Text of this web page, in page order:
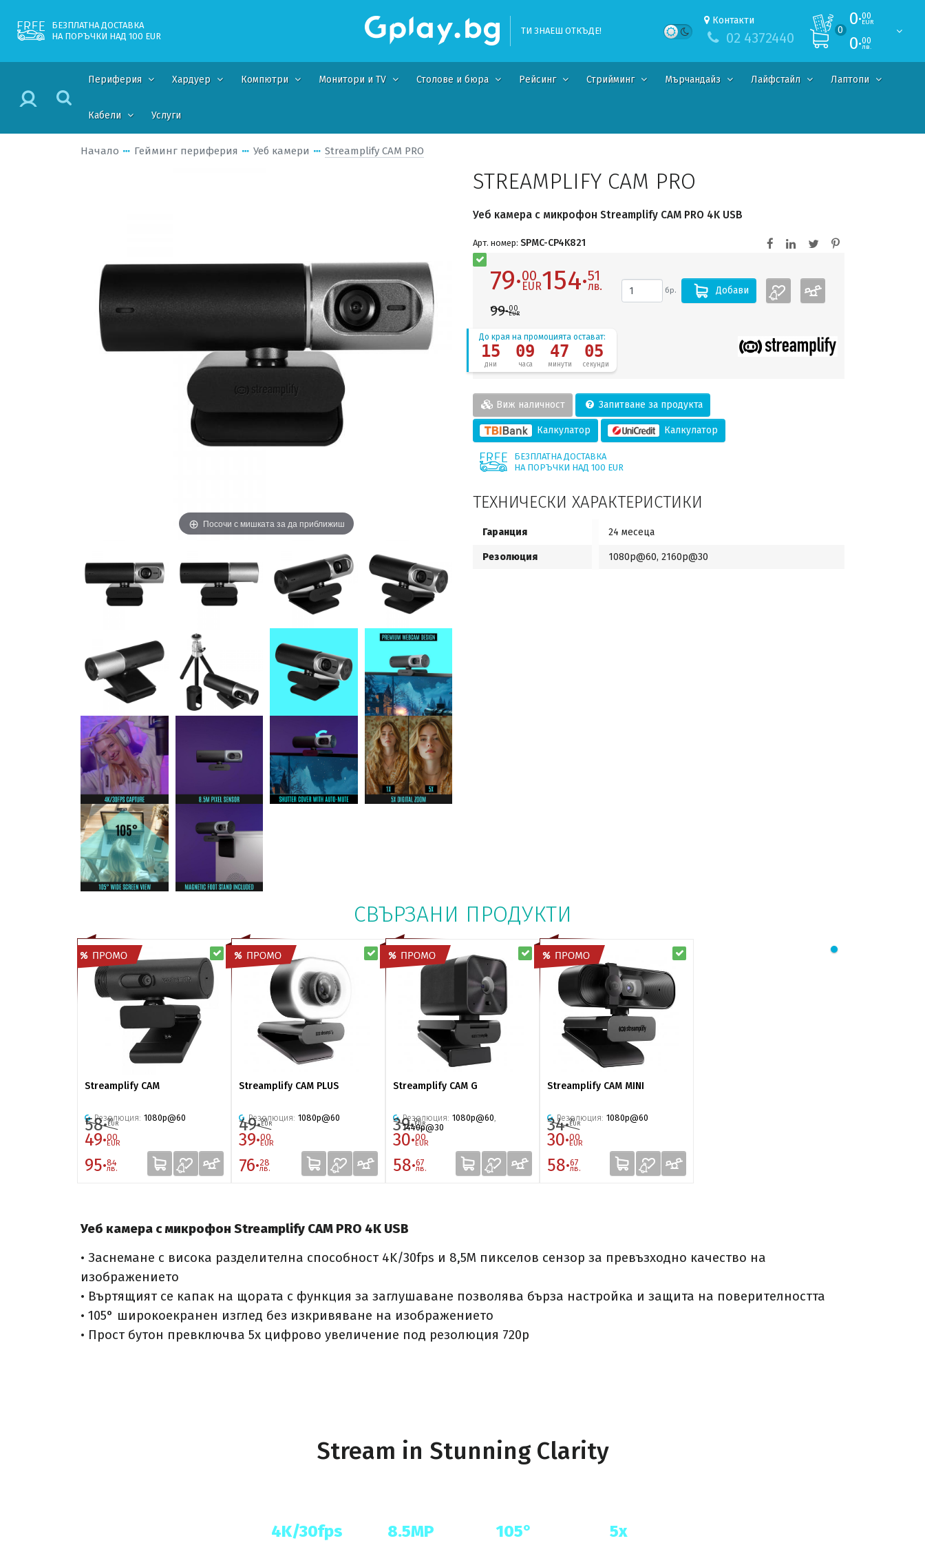
БЕЗПЛАТНА ДОСТАВКА
НА ПОРЪЧКИ НАД 100 EUR
ТИ ЗНАЕШ ОТКЪДЕ!
Контакти
02 4372440 0
0·00
EUR
0·00
лв.
Периферия Хардуер Компютри Монитори и TV Столове и бюра Рейсинг Стрийминг Мърчандайз Лайфстайл Лаптопи
Кабели Услуги
Начало Гейминг периферия Уеб камери Streamplify CAM PRO
Посочи с мишката за да приближиш
STREAMPLIFY CAM PRO
Уеб камера с микрофон Streamplify CAM PRO 4K USB
Арт. номер: SPMC-CP4K821
79·00
EUR154·51
лв.
99·00
EUR
бр. Добави
До края на промоцията остават:
15
дни
09
часа
47
минути
03
секунди
Виж наличност Запитване за продукта
Калкулатор Калкулатор
БЕЗПЛАТНА ДОСТАВКА
НА ПОРЪЧКИ НАД 100 EUR
ТЕХНИЧЕСКИ ХАРАКТЕРИСТИКИ
Гаранция 24 месеца
Резолюция 1080p@60, 2160p@30
СВЪРЗАНИ ПРОДУКТИ
Streamplify CAM
Резолюция: 1080p@60
58·99
EUR
49·00
EUR
95·84
лв.
Streamplify CAM PLUS
Резолюция: 1080p@60
49·00
EUR
39·00
EUR
76·28
лв.
Streamplify CAM G
Резолюция: 1080p@60
1440p@30
39·00
EUR
30·00
EUR
58·67
лв.
Streamplify CAM MINI
Резолюция: 1080p@60
34·99
EUR
30·00
EUR
58·67
лв.
Уеб камера с микрофон Streamplify CAM PRO 4K USB
• Заснемане с висока разделителна способност 4K/30fps и 8,5M пикселов сензор за превъзходно качество на
изображението
• Въртящият се капак на щората с функция за заглушаване позволява бърза настройка и защита на поверителността
• 105° широкоекранен изглед без изкривяване на изображението
• Прост бутон превключва 5x цифрово увеличение под резолюция 720p
Stream in Stunning Clarity
4K/30fps 8.5MP 105° 5x